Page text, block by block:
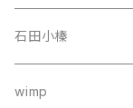
石田小榛
wimp